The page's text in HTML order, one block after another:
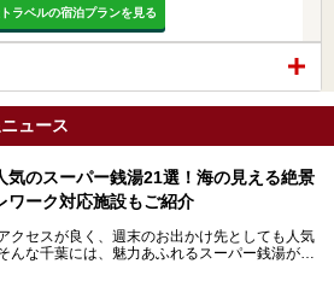
ラベルの宿泊プランを見る
ュース
気のスーパー銭湯21選！海の見える絶景
ワーク対応施設もご紹介
クセスが良く、週末のお出かけ先としても人気
んな千葉には、魅力あふれるスーパー銭湯がた